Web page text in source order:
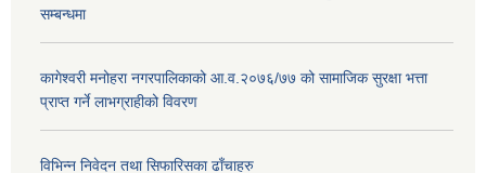
सम्बन्धमा
कागेश्वरी मनोहरा नगरपालिकाको आ.व.२०७६/७७ को सामाजिक सुरक्षा भत्ता
प्राप्त गर्ने लाभग्राहीको विवरण
विभिन्न निवेदन तथा सिफारिसका ढाँचाहरु